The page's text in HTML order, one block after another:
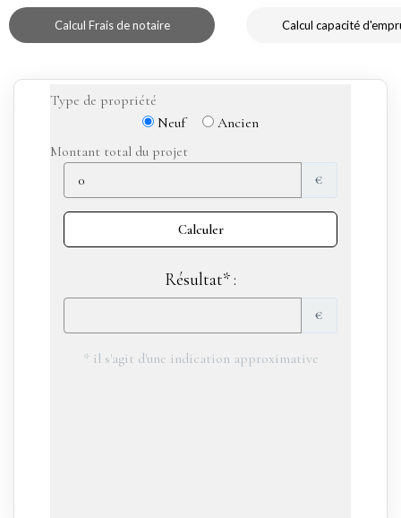
Calcul Frais de notaire Calcul capacité